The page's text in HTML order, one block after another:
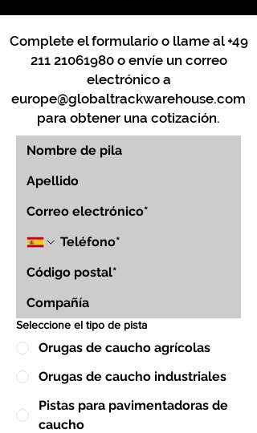
Complete el formulario o llame al+49
211 21061980o envíe un correo
electrónico a
europe@globaltrackwarehouse.com
para obtener una cotización.
Seleccione el tipo de pista
Orugas de caucho agrícolas
Orugas de caucho industriales
Pistas para pavimentadoras de
caucho